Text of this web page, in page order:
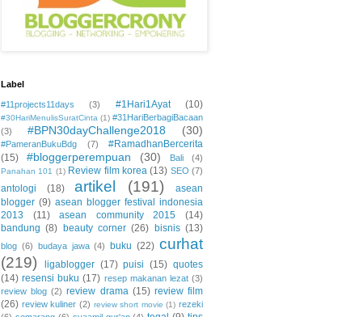
Label
#11projects11days (3) #1Hari1Ayat (10)
#30HariMenulisSuratCinta (1) #31HariBerbagiBacaan
(3)
#BPN30dayChallenge2018 (30)
#PameranBukuBdg (7)
#RamadhanBercerita
(15)
#bloggerperempuan (30) Bali (4)
Panahan 101 (1) Review film korea (13) SEO (7)
antologi (18) artikel (191)
asean
blogger (9) asean blogger festival indonesia
2013
(11) asean community 2015
(14)
bandung (8) beauty corner (26) bisnis (13)
blog (6) budaya jawa (4) buku (22) curhat
(219)
ligablogger (17) puisi (15) quotes
(14) resensi buku (17) resep makanan lezat (3)
review blog (2) review drama (15) review film
(26) review kuliner (2) review short movie (1) rezeki